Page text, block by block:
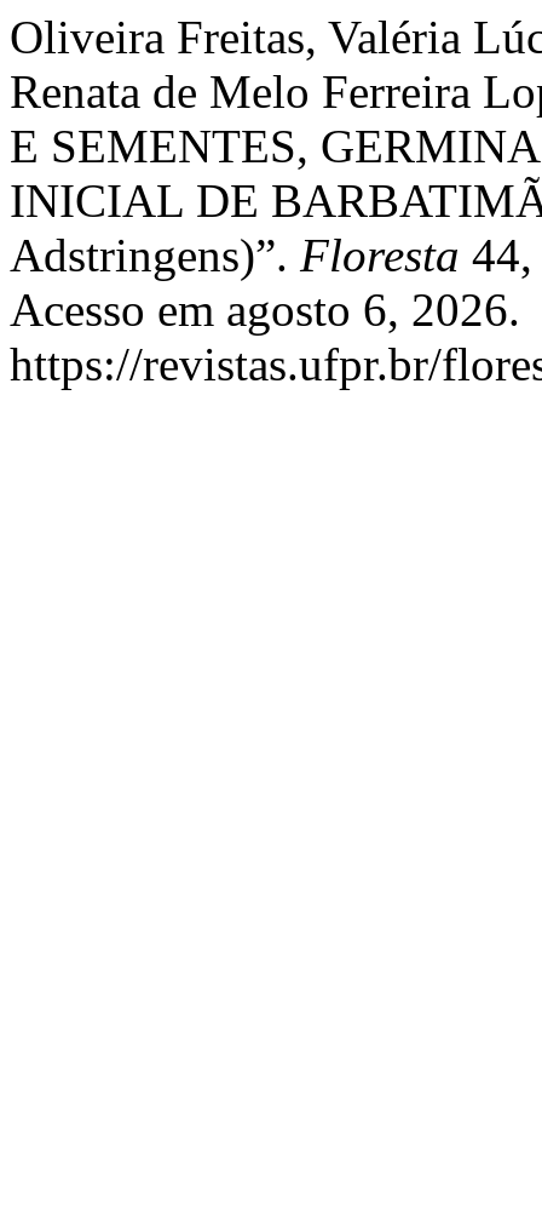
Oliveira Freitas, Valéria
Renata de Melo Ferreira
E SEMENTES,
INICIAL DE
Adstringens)”. Floresta
Acesso em agosto 6, 2026.
https://revistas.ufpr.br/